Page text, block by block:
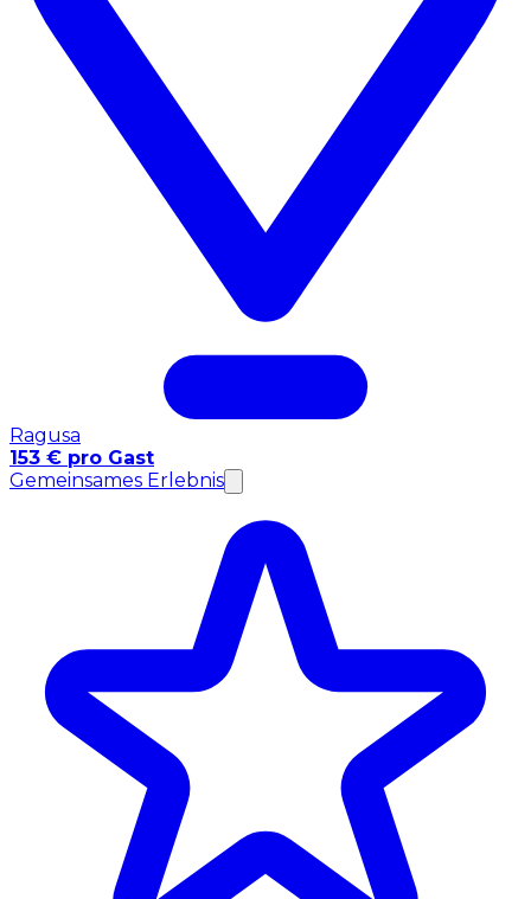
Ragusa
153 € pro Gast
Gemeinsames Erlebnis